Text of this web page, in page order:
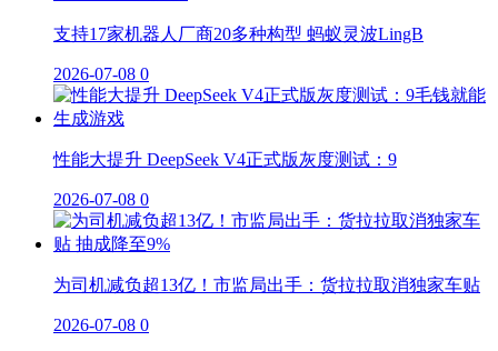
支持17家机器人厂商20多种构型 蚂蚁灵波LingB
2026-07-08 0
性能大提升 DeepSeek V4正式版灰度测试：9
2026-07-08 0
为司机减负超13亿！市监局出手：货拉拉取消独家车贴
2026-07-08 0